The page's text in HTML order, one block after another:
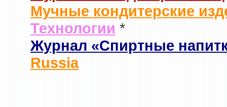
Мучные кондитерские
Технологии *
Журнал «Спиртные
Russia